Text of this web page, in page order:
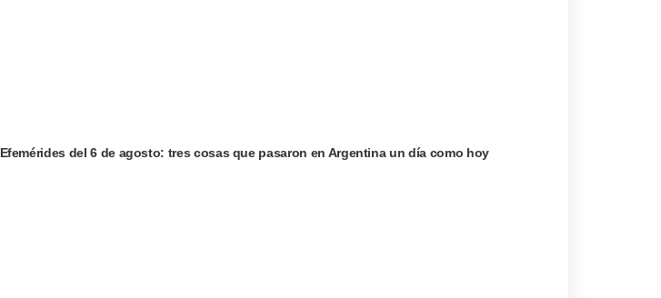
Efemérides del 6 de agosto: tres cosas que pasaron en Argentina un día como hoy